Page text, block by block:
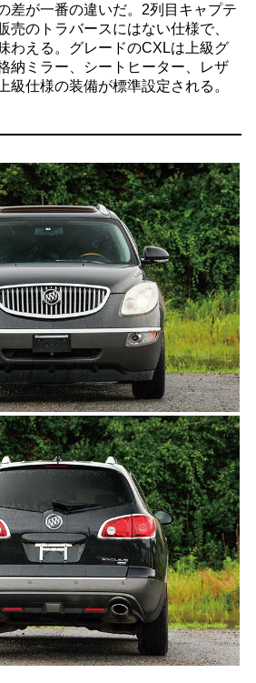
差が一番の違いだ。2列目キャプテ
売のトラバースにはない仕様で、
わえる。グレードのCXLは上級グ
納ミラー、シートヒーター、レザ
級仕様の装備が標準設定される。